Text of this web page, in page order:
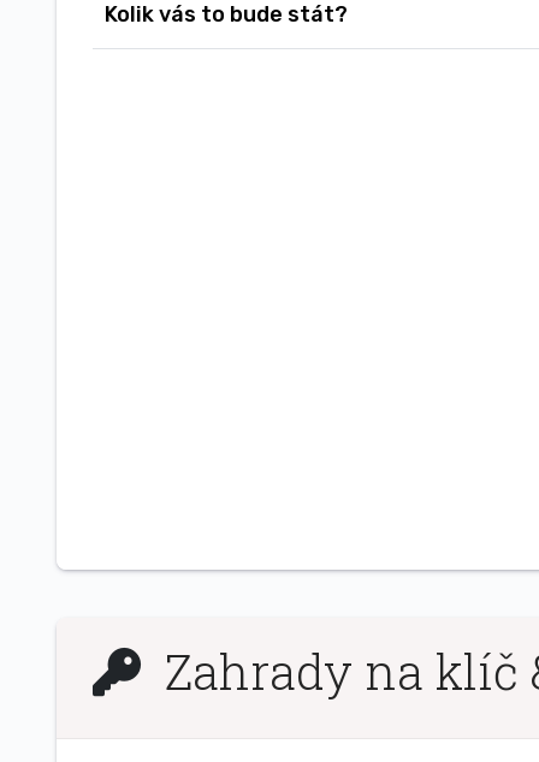
Kolik vás to bude stát?
Zahrady na klíč